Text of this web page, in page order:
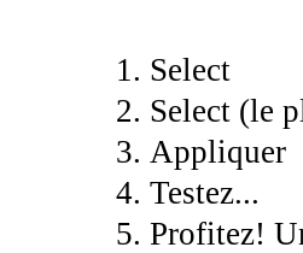
Select
Select (le
Appliquer
Testez...
Profitez!